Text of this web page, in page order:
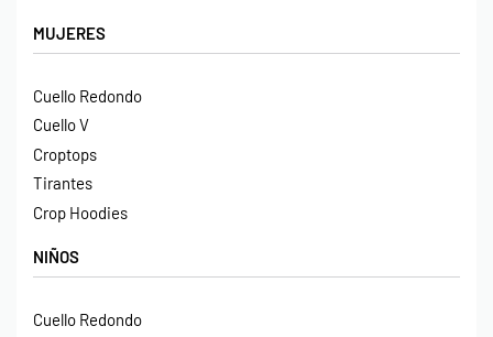
MUJERES
Cuello Redondo
Cuello V
Croptops
Tirantes
Crop Hoodies
NIÑOS
Cuello Redondo